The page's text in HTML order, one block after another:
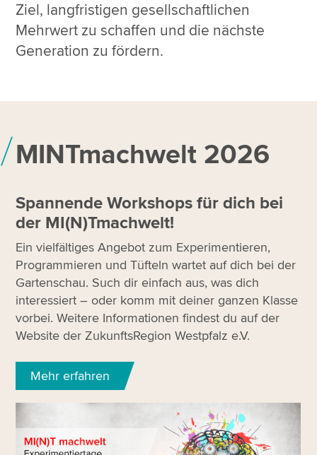
Ziel, langfristigen gesellschaftlichen
Mehrwert zu schaffen und die nächste
Generation zu fördern.
MINTmachwelt 2026
Spannende Workshops für dich bei
der MI(N)Tmachwelt!
Ein vielfältiges Angebot zum Experimentieren,
Programmieren und Tüfteln wartet auf dich bei der
Gartenschau. Such dir einfach aus, was dich
interessiert – oder komm mit deiner ganzen Klasse
vorbei. Weitere Informationen findest du auf der
Website der ZukunftsRegion Westpfalz e.V.
Mehr erfahren